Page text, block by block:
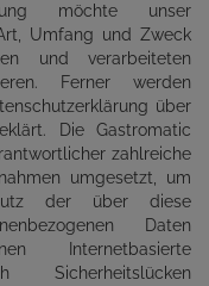
möchte unser
Umfang und Zweck
und verarbeiteten
Ferner werden
über
Die Gastromatic
zahlreiche
umgesetzt, um
der über diese
Daten
Internetbasierte
Sicherheitslücken